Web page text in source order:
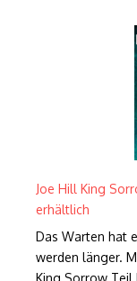
Joe Hill King
erhältlich
Das Warten hat
werden länger.
King Sorrow Teil